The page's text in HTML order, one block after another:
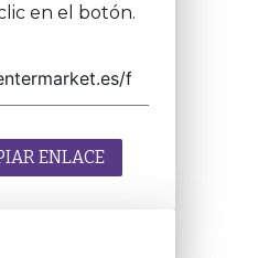
en el botón.
ENLACE